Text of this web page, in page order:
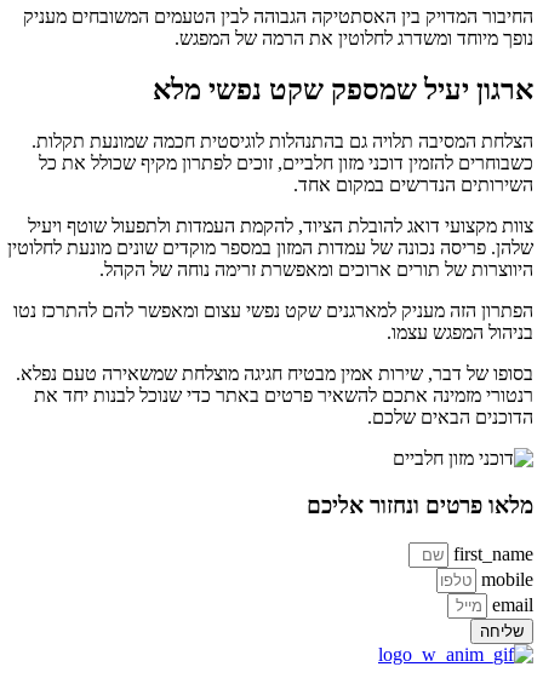
החיבור המדויק בין האסתטיקה הגבוהה לבין הטעמים המשובחים מעניק
נופך מיוחד ומשדרג לחלוטין את הרמה של המפגש.
ארגון יעיל שמספק שקט נפשי מלא
הצלחת המסיבה תלויה גם בהתנהלות לוגיסטית חכמה שמונעת תקלות.
כשבוחרים להזמין דוכני מזון חלביים, זוכים לפתרון מקיף שכולל את כל
השירותים הנדרשים במקום אחד.
צוות מקצועי דואג להובלת הציוד, להקמת העמדות ולתפעול שוטף ויעיל
שלהן. פריסה נכונה של עמדות המזון במספר מוקדים שונים מונעת לחלוטין
היווצרות של תורים ארוכים ומאפשרת זרימה נוחה של הקהל.
הפתרון הזה מעניק למארגנים שקט נפשי עצום ומאפשר להם להתרכז נטו
בניהול המפגש עצמו.
בסופו של דבר, שירות אמין מבטיח חגיגה מוצלחת שמשאירה טעם נפלא.
רנטורי מזמינה אתכם להשאיר פרטים באתר כדי שנוכל לבנות יחד את
הדוכנים הבאים שלכם.
מלאו פרטים ונחזור אליכם
first_name
mobile
email
שליחה